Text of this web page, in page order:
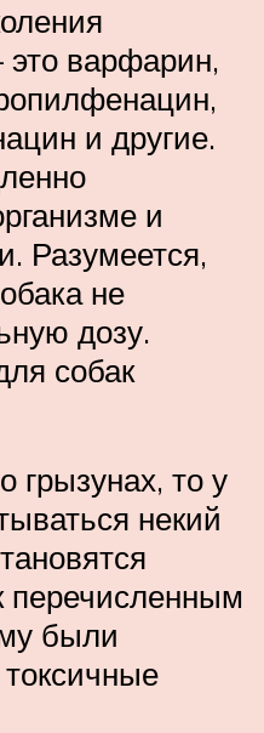
это варфарин,
и другие.
и
Разумеется,
не
дозу.
собак
грызунах, то у
некий
перечисленным
были